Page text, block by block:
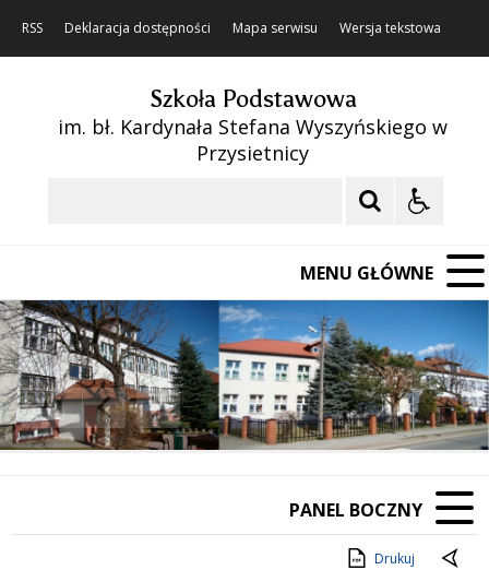
RSS Deklaracja dostępności Mapa serwisu Wersja tekstowa
Szkoła Podstawowa
im. bł. Kardynała Stefana Wyszyńskiego w
Przysietnicy
MENU GŁÓWNE
Poprzedni Element
Następny Element
❚❚
PANEL BOCZNY
Drukuj